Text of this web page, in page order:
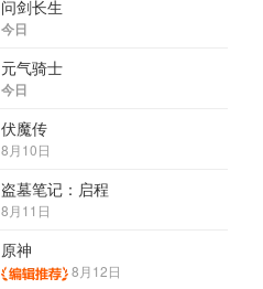
问剑长生
今日
元气骑士
今日
伏魔传
8月10日
盗墓笔记：启程
8月11日
原神
8月12日